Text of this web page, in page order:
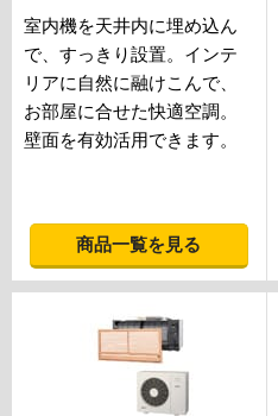
室内機を天井内に埋め込ん
で、すっきり設置。インテ
リアに自然に融けこんで、
お部屋に合せた快適空調。
壁面を有効活用できます。
商品一覧を見る